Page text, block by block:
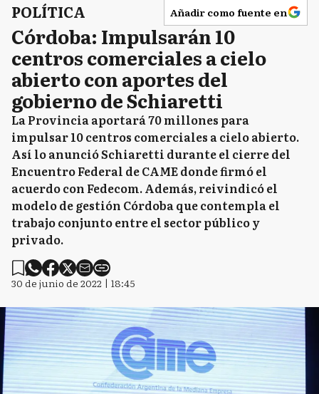
POLÍTICA Añadir como fuente en
Córdoba: Impulsarán 10
centros comerciales a cielo
abierto con aportes del
gobierno de Schiaretti
La Provincia aportará 70 millones para
impulsar 10 centros comerciales a cielo abierto.
Así lo anunció Schiaretti durante el cierre del
Encuentro Federal de CAME donde firmó el
acuerdo con Fedecom. Además, reivindicó el
modelo de gestión Córdoba que contempla el
trabajo conjunto entre el sector público y
privado.
30 de junio de 2022 | 18:45